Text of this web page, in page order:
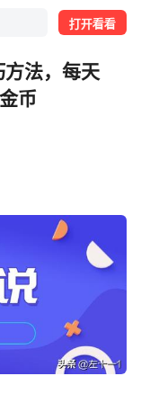
打开看看
法，每天
币